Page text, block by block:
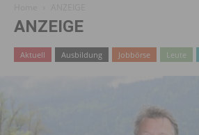
ANZEIGE
Aktuell Ausbildung Jobbörse Leute